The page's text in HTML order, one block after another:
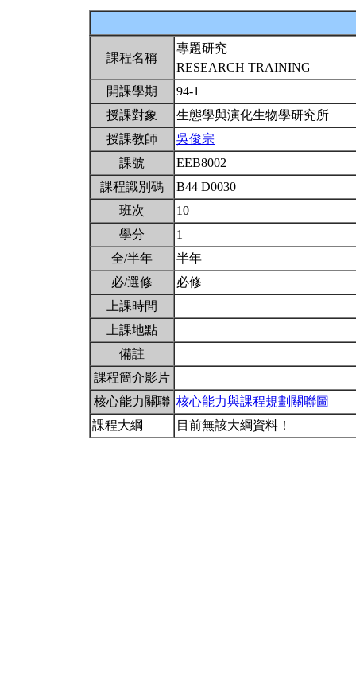
課程名稱
專題研究
RESEARCH TRAINING
開課學期
94-1
授課對象
生態學與演化生物學研究所
授課教師
吳俊宗
課號
EEB8002
課程識別碼
B44 D0030
班次
10
學分
1
全/半年
半年
必/選修
必修
上課時間
上課地點
備註
課程簡介影片
核心能力關聯 核心能力與課程規劃關聯圖
課程大綱
目前無該大綱資料！